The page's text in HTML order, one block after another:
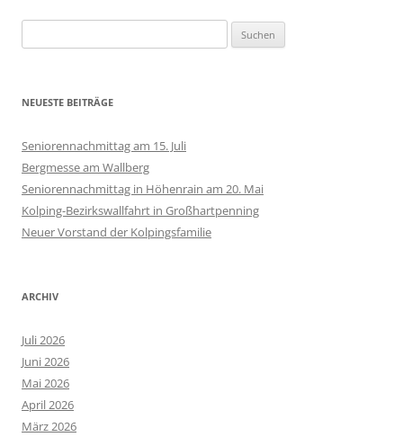
nach:
NEUESTE BEITRÄGE
Seniorennachmittag am 15. Juli
Bergmesse am Wallberg
Seniorennachmittag in Höhenrain am 20. Mai
Kolping-Bezirkswallfahrt in Großhartpenning
Neuer Vorstand der Kolpingsfamilie
ARCHIV
Juli 2026
Juni 2026
Mai 2026
April 2026
März 2026